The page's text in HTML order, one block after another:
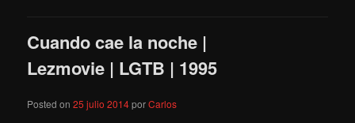
Cuando cae la noche |
Lezmovie | LGTB | 1995
Posted on25 julio 2014porCarlos